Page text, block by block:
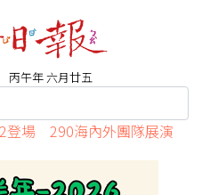
午年 六月廿五
登場 290海內外團隊展演